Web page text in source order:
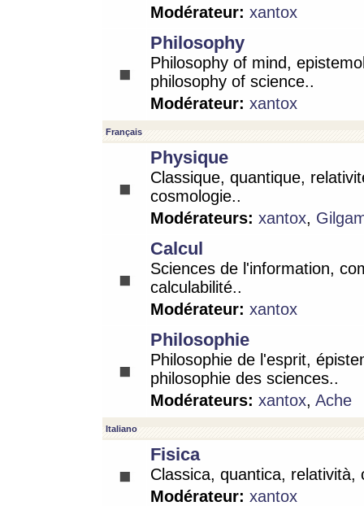
Modérateur: xantox
Philosophy
Philosophy of mind,
philosophy of science..
Modérateur: xantox
Français
Physique
Classique, quantique,
cosmologie..
Modérateurs: xantox,
Calcul
Sciences de l'information,
calculabilité..
Modérateur: xantox
Philosophie
Philosophie de l'esprit,
philosophie des sciences..
Modérateurs: xantox, Ache
Italiano
Fisica
Classica, quantica, relatività,
Modérateur: xantox